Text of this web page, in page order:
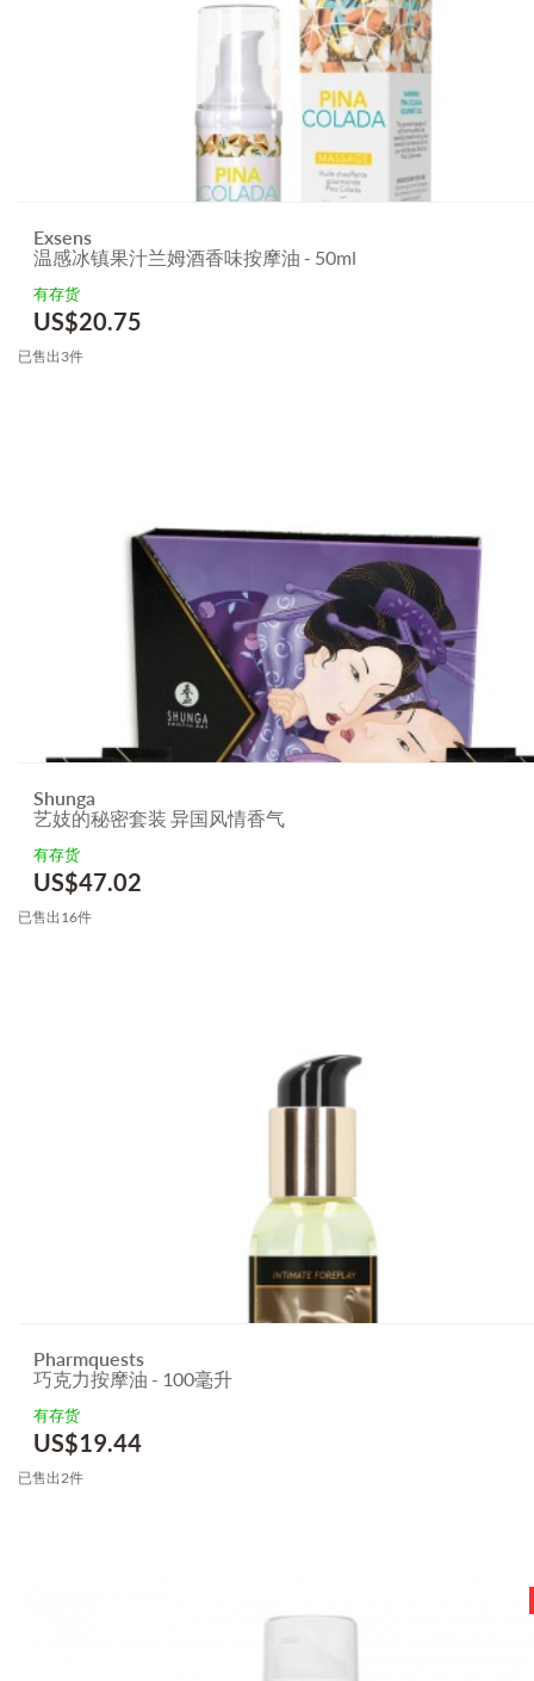
Exsens
温感冰镇果汁兰姆酒香味按摩油 - 50ml
有存货
US$20.75
已售出3件
Shunga
艺妓的秘密套装 异国风情香气
有存货
US$47.02
已售出16件
Pharmquests
巧克力按摩油 - 100毫升
有存货
US$19.44
已售出2件